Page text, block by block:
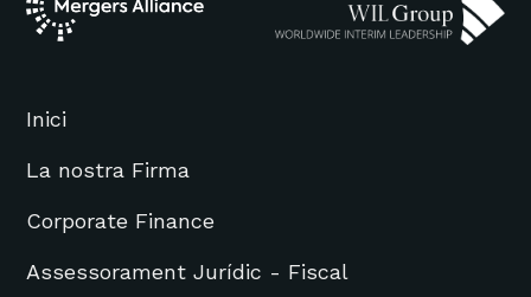
Inici
La nostra Firma
Corporate Finance
Assessorament Jurídic - Fiscal